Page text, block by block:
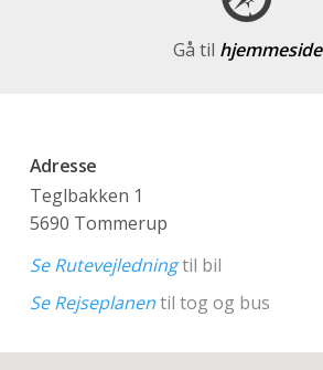
Gå til hjemmeside
Adresse
Teglbakken 1
5690 Tommerup
Se Rutevejledningtil bil
Se Rejseplanentil tog og bus